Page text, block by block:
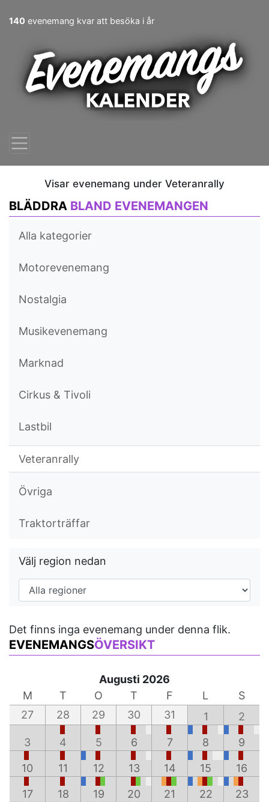
140 evenemang kvar att besöka i år
Visar evenemang under Veteranrally
BLÄDDRA BLAND EVENEMANGEN
Alla kategorier
Motorevenemang
Nostalgia
Musikevenemang
Marknad
Cirkus & Tivoli
Lastbil
Veteranrally
Övriga
Traktorträffar
Välj region nedan
Det finns inga evenemang under denna flik.
EVENEMANGSÖVERSIKT
Augusti 2026
M
T O T F L
S
27
28 29 30 31 1 2
3 4 5 6 7 8 9
10 11 12 13 14 15 16
17 18 19 20 21 22 23